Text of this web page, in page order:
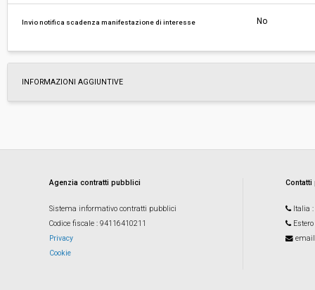
Invio notifica scadenza manifestazione di interesse No
INFORMAZIONI AGGIUNTIVE
Agenzia contratti pubblici
Sistema informativo contratti pubblici
Codice fiscale : 94116410211
Privacy
Cookie
Italia
Estero
email